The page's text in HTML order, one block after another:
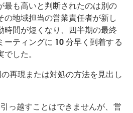
最も高いと判断されたのは別の
の地域担当の営業責任者が新し
時間が短くなり、四半期の最終
ーティングに 10 分早く到着する
した。
再現または対処の方法を見出し
っ越すことはできませんが、営